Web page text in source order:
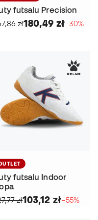
futsalu Precision
zł180,49 zł−30%
futsalu Indoor
zł103,12 zł−55%